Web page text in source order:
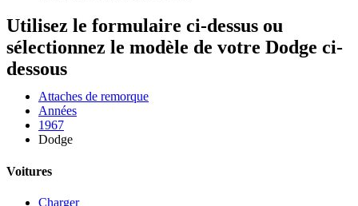
Utilisez le formulaire ci-dessus ou
sélectionnez le modèle de votre Dodge ci-
dessous
Attaches de remorque
Années
1967
Dodge
Voitures
Charger